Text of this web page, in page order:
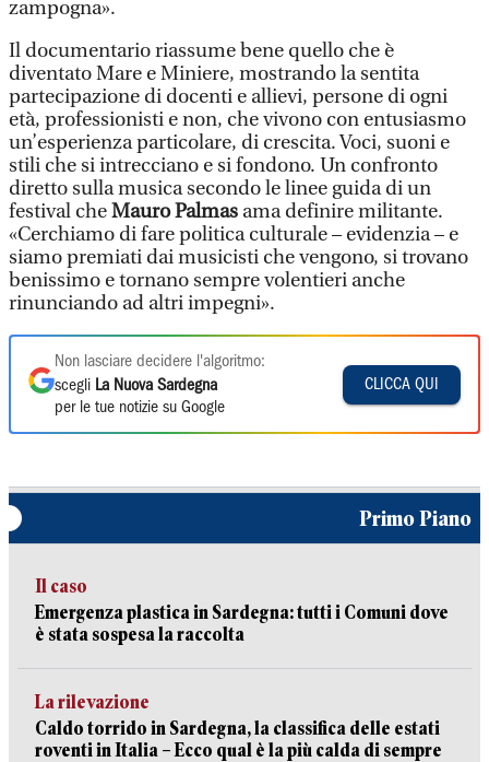
zampogna».
Il documentario riassume bene quello che è
diventato Mare e Miniere, mostrando la sentita
partecipazione di docenti e allievi, persone di ogni
età, professionisti e non, che vivono con entusiasmo
un’esperienza particolare, di crescita. Voci, suoni e
stili che si intrecciano e si fondono. Un confronto
diretto sulla musica secondo le linee guida di un
festival cheMauro Palmas ama definire militante.
«Cerchiamo di fare politica culturale – evidenzia – e
siamo premiati dai musicisti che vengono, si trovano
benissimo e tornano sempre volentieri anche
rinunciando ad altri impegni».
Non lasciare decidere l'algoritmo:
scegli La Nuova Sardegna
per le tue notizie su Google
CLICCA QUI
Primo Piano
Il caso
Emergenza plastica in Sardegna: tutti i Comuni dove
è stata sospesa la raccolta
La rilevazione
Caldo torrido in Sardegna, la classifica delle estati
roventi in Italia – Ecco qual è la più calda di sempre